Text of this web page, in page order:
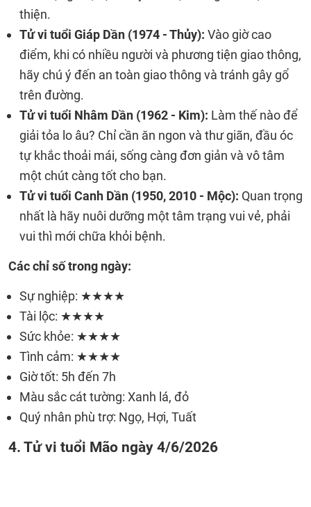
thiện.
Tử vi tuổi Giáp Dần (1974 - Thủy): Vào giờ cao
điểm, khi có nhiều người và phương tiện giao thông,
hãy chú ý đến an toàn giao thông và tránh gây gổ
trên đường.
Tử vi tuổi Nhâm Dần (1962 - Kim): Làm thế nào để
giải tỏa lo âu? Chỉ cần ăn ngon và thư giãn, đầu óc
tự khắc thoải mái, sống càng đơn giản và vô tâm
một chút càng tốt cho bạn.
Tử vi tuổi Canh Dần (1950, 2010 - Mộc): Quan trọng
nhất là hãy nuôi dưỡng một tâm trạng vui vẻ, phải
vui thì mới chữa khỏi bệnh.
Các chỉ số trong ngày:
Sự nghiệp: ★★★★
Tài lộc: ★★★★
Sức khỏe: ★★★★
Tình cảm: ★★★★
Giờ tốt: 5h đến 7h
Màu sắc cát tường: Xanh lá, đỏ
Quý nhân phù trợ: Ngọ, Hợi, Tuất
4. Tử vi tuổi Mão ngày 4/6/2026